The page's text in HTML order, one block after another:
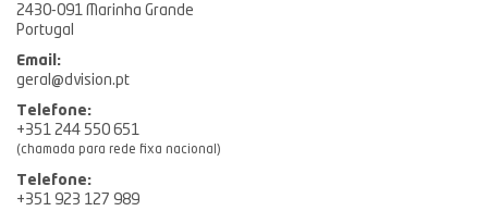
2430-091 Marinha Grande
Portugal
Email:
geral@dvision.pt
Telefone:
+351 244 550 651
(chamada para rede fixa nacional)
Telefone:
+351 923 127 989